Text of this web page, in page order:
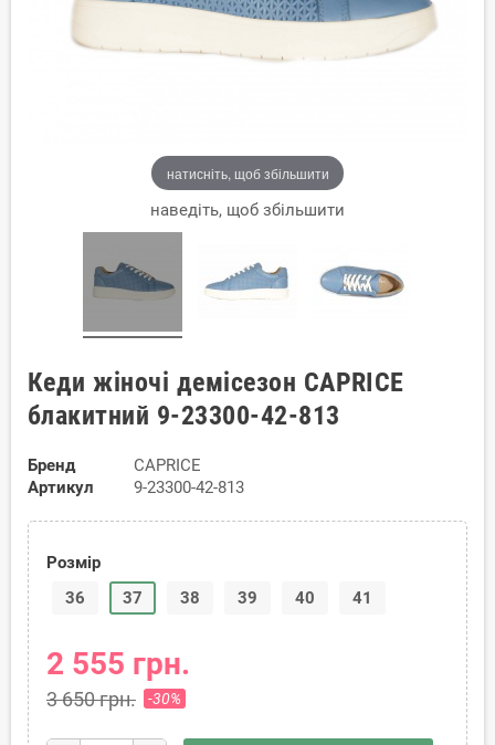
натисніть, щоб збільшити
наведіть, щоб збільшити
Кеди жіночі демісезон CAPRICE
блакитний 9-23300-42-813
Бренд
CAPRICE
Артикул
9-23300-42-813
Розмір
36
37 38 39 40 41
2 555 грн.
3 650 грн. -30%